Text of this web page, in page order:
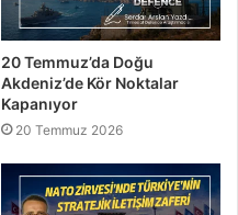
20 Temmuz’da Doğu
Akdeniz’de Kör Noktalar
Kapanıyor
20 Temmuz 2026